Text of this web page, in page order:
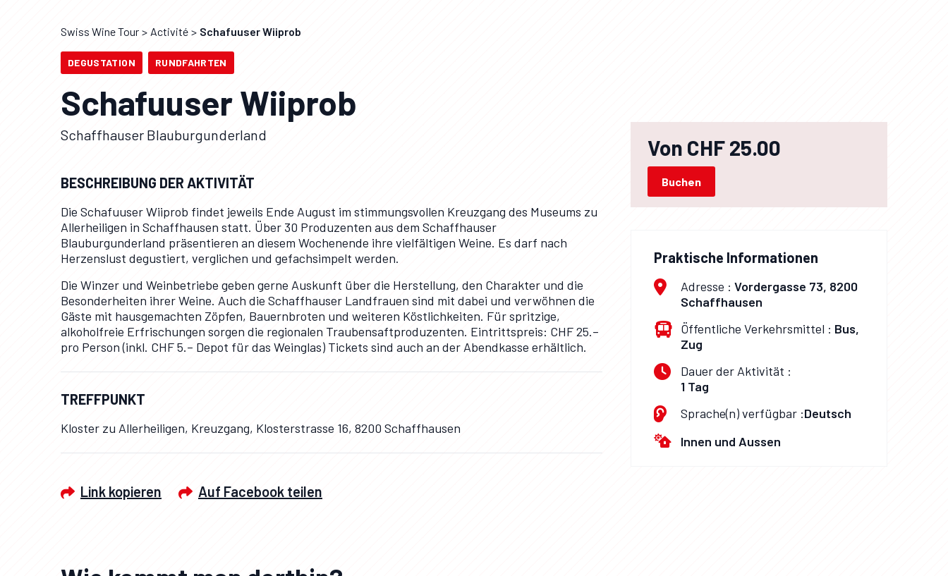
DEGUSTATION RUNDFAHRTEN
Schafuuser Wiiprob
Schaffhauser Blauburgunderland
Swiss Wine Tour Activité Schafuuser Wiiprob
BESCHREIBUNG DER AKTIVITÄT
Die Schafuuser Wiiprob findet jeweils Ende August im stimmungsvollen Kreuzgang des Museums zu
Allerheiligen in Schaffhausen statt. Über 30 Produzenten aus dem Schaffhauser
Blauburgunderland präsentieren an diesem Wochenende ihre vielfältigen Weine. Es darf nach
Herzenslust degustiert, verglichen und gefachsimpelt werden.
Die Winzer und Weinbetriebe geben gerne Auskunft über die Herstellung, den Charakter und die
Besonderheiten ihrer Weine. Auch die Schaffhauser Landfrauen sind mit dabei und verwöhnen die
Gäste mit hausgemachten Zöpfen, Bauernbroten und weiteren Köstlichkeiten. Für spritzige,
alkoholfreie Erfrischungen sorgen die regionalen Traubensaftproduzenten. Eintrittspreis: CHF 25.–
pro Person (inkl. CHF 5.– Depot für das Weinglas) Tickets sind auch an der Abendkasse erhältlich.
TREFFPUNKT
Kloster zu Allerheiligen, Kreuzgang, Klosterstrasse 16, 8200 Schaffhausen
Link kopieren Auf Facebook teilen
Von CHF 25.00
Buchen
Praktische Informationen
Adresse : Vordergasse 73, 8200
Schaffhausen
Öffentliche Verkehrsmittel : Bus,
Zug
Dauer der Aktivität :
1 Tag
Sprache(n) verfügbar :Deutsch
Innen und Aussen